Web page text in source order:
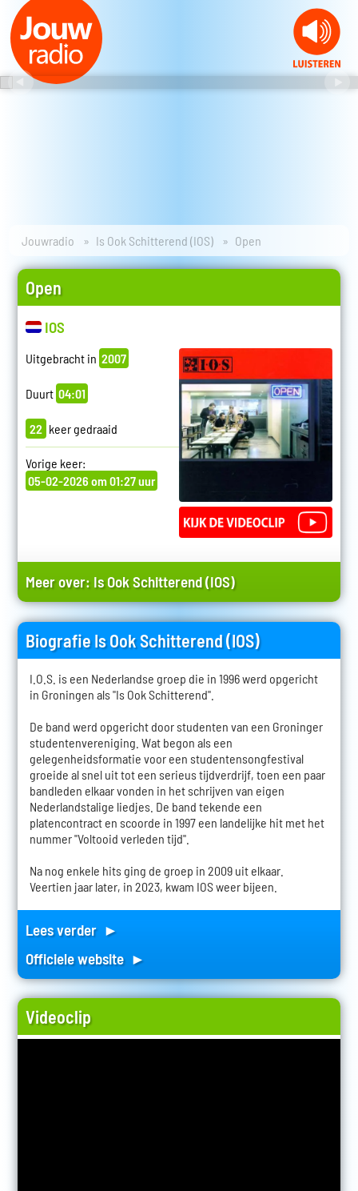
Jouwradio Is Ook Schitterend (IOS) Open
Open
IOS
Uitgebracht in 2007
Duurt 04:01
22 keer gedraaid
Vorige keer:
05-02-2026 om 01:27 uur
Meer over: Is Ook Schitterend (IOS)
Biografie Is Ook Schitterend (IOS)
I.O.S. is een Nederlandse groep die in 1996 werd opgericht
in Groningen als "Is Ook Schitterend".
De band werd opgericht door studenten van een Groninger
studentenvereniging. Wat begon als een
gelegenheidsformatie voor een studentensongfestival
groeide al snel uit tot een serieus tijdverdrijf, toen een paar
bandleden elkaar vonden in het schrijven van eigen
Nederlandstalige liedjes. De band tekende een
platencontract en scoorde in 1997 een landelijke hit met het
nummer "Voltooid verleden tijd".
Na nog enkele hits ging de groep in 2009 uit elkaar.
Veertien jaar later, in 2023, kwam IOS weer bijeen.
Lees verder ►
Officiele website ►
Videoclip